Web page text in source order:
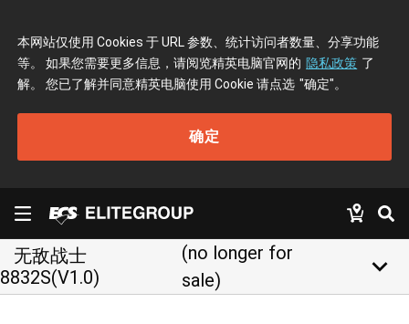
本网站仅使用 Cookies 于 URL 参数、统计访问者数量、分享功能
等。 如果您需要更多信息，请阅览精英电脑官网的 隐私政策 了
解。 您已了解并同意精英电脑使用 Cookie 请点选 "确定"。
确定
无敌战士
8832S(V1.0)
(no longer for
sale)
keyboard_arrow_down